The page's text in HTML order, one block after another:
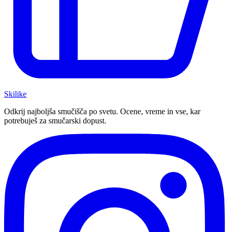
Skilike
Odkrij najboljša smučišča po svetu. Ocene, vreme in vse, kar
potrebuješ za smučarski dopust.